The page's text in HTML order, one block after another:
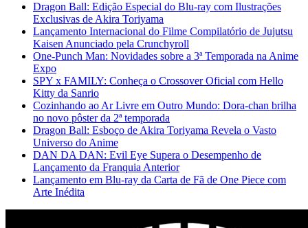
Dragon Ball: Edição Especial do Blu-ray com Ilustrações
Exclusivas de Akira Toriyama
Lançamento Internacional do Filme Compilatório de Jujutsu
Kaisen Anunciado pela Crunchyroll
One-Punch Man: Novidades sobre a 3ª Temporada na Anime
Expo
SPY x FAMILY: Conheça o Crossover Oficial com Hello
Kitty da Sanrio
Cozinhando ao Ar Livre em Outro Mundo: Dora-chan brilha
no novo pôster da 2ª temporada
Dragon Ball: Esboço de Akira Toriyama Revela o Vasto
Universo do Anime
DAN DA DAN: Evil Eye Supera o Desempenho de
Lançamento da Franquia Anterior
Lançamento em Blu-ray da Carta de Fã de One Piece com
Arte Inédita